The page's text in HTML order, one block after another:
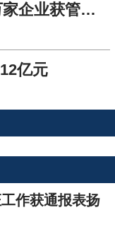
认证工作发展迅速 河南近4万家企业获管理体系认证
亿元
作获通报表扬